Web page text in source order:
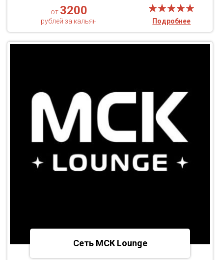
от 3200
рублей за кальян Подробнее
Сеть МСК Lounge